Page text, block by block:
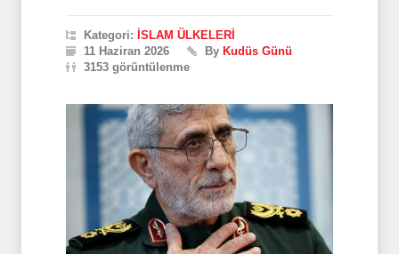
Kategori: İSLAM ÜLKELERİ
11 Haziran 2026
By Kudüs Günü
3153 görüntülenme